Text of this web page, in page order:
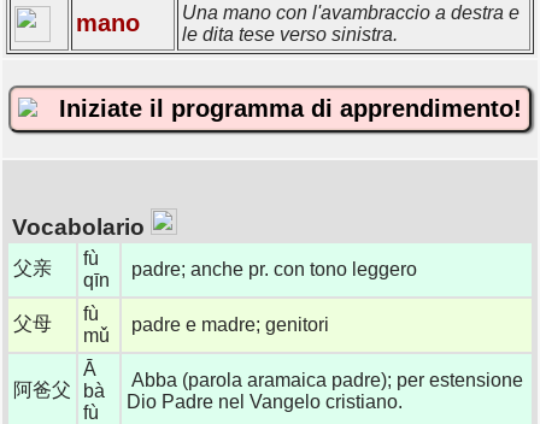
mano
Una mano con l'avambraccio a destra e
le dita tese verso sinistra.
Iniziate il programma di apprendimento!
Vocabolario
父亲
fù
qīn
padre; anche pr. con tono leggero
父母
fù
mǔ
padre e madre; genitori
阿爸父
Ā
bà
fù
Abba (parola aramaica padre); per estensione
Dio Padre nel Vangelo cristiano.